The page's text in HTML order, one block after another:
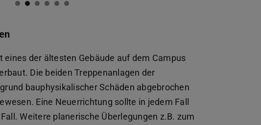
der ältesten Gebäude auf dem Campus
(wird in neuem Tab geöffnet)
erbaut. Die beiden Treppenanlagen der
bauphysikalischer Schäden abgebrochen
Eine Neuerrichtung sollte in jedem Fall
Weitere planerische Überlegungen z.B. zum